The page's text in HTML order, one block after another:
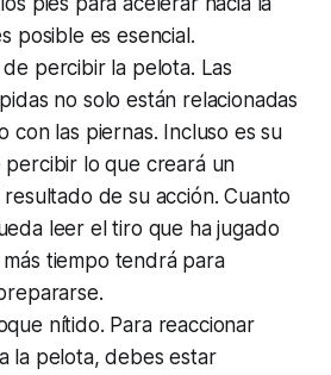
posible es esencial.
percibir la pelota. Las
no solo están relacionadas
con las piernas. Incluso es su
percibir lo que creará un
de su acción. Cuanto
leer el tiro que ha jugado
tiempo tendrá para
nítido. Para reaccionar
la pelota, debes estar